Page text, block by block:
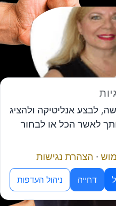
לביטוח בע"מ
מנוע ה-AI של פורום המנכ"לים
פגישה
לבצע אנליטיקה ולהציג
לאשר הכל או לבחור
· הצהרת נגישות
דחייה ניהול העדפות